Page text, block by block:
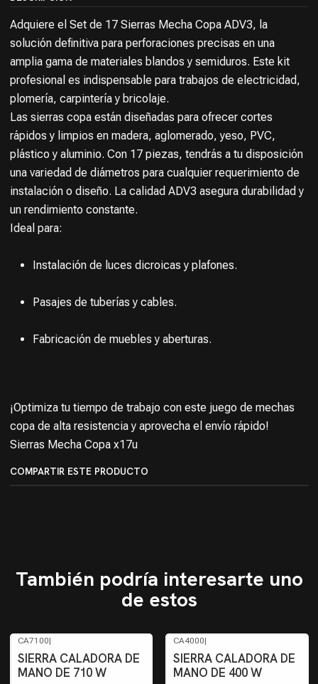
Adquiere el Set de 17 Sierras Mecha Copa ADV3, la
solución definitiva para perforaciones precisas en una
amplia gama de materiales blandos y semiduros. Este kit
profesional es indispensable para trabajos de electricidad,
plomería, carpintería y bricolaje.
Las sierras copa están diseñadas para ofrecer cortes
rápidos y limpios en madera, aglomerado, yeso, PVC,
plástico y aluminio. Con 17 piezas, tendrás a tu disposición
una variedad de diámetros para cualquier requerimiento de
instalación o diseño. La calidad ADV3 asegura durabilidad y
un rendimiento constante.
Ideal para:
Instalación de luces dicroicas y plafones.
Pasajes de tuberías y cables.
Fabricación de muebles y aberturas.
¡Optimiza tu tiempo de trabajo con este juego de mechas
copa de alta resistencia y aprovecha el envío rápido!
Sierras Mecha Copa x17u
COMPARTIR ESTE PRODUCTO
También podría interesarte uno
de estos
CA7100|
SIERRA CALADORA DE
MANO DE 710 W
CA4000|
SIERRA CALADORA DE
MANO DE 400 W